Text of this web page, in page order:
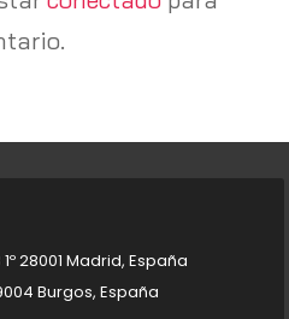
28001 Madrid, España
Burgos, España